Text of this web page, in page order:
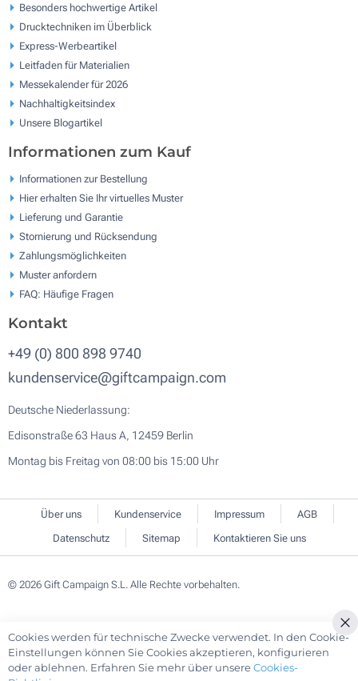
Besonders hochwertige Artikel
Drucktechniken im Überblick
Express-Werbeartikel
Leitfaden für Materialien
Messekalender für 2026
Nachhaltigkeitsindex
Unsere Blogartikel
Informationen zum Kauf
Informationen zur Bestellung
Hier erhalten Sie Ihr virtuelles Muster
Lieferung und Garantie
Stornierung und Rücksendung
Zahlungsmöglichkeiten
Muster anfordern
FAQ: Häufige Fragen
Kontakt
+49 (0) 800 898 9740
kundenservice@giftcampaign.com
Deutsche Niederlassung:
Edisonstraße 63 Haus A, 12459 Berlin
Montag bis Freitag von 08:00 bis 15:00 Uhr
Über uns Kundenservice Impressum
AGB
Datenschutz
Sitemap Kontaktieren Sie uns
© 2026 Gift Campaign S.L. Alle Rechte vorbehalten.
Cookies werden für technische Zwecke verwendet. In den Cookie-
Einstellungen können Sie Cookies akzeptieren, konfigurieren
oder ablehnen. Erfahren Sie mehr über unsereCookies-